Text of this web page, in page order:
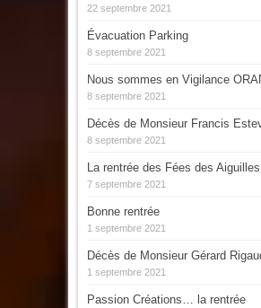
22 septembre 2021
Évacuation Parking
8 septembre 2021
Nous sommes en Vigilance
8 septembre 2021
Décès de Monsieur Francis
8 septembre 2021
La rentrée des Fées des Aiguilles
7 septembre 2021
Bonne rentrée
1 septembre 2021
Décès de Monsieur Gérard
1 septembre 2021
Passion Créations… la rentrée